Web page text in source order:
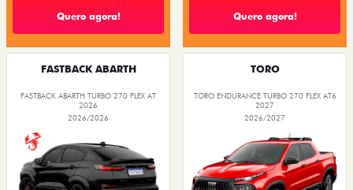
Quero agora! Quero agora!
FASTBACK ABARTH
FASTBACK ABARTH TURBO 270 FLEX AT
2026
2026/2026
TORO
TORO ENDURANCE TURBO 270 FLEX AT6
2027
2026/2027